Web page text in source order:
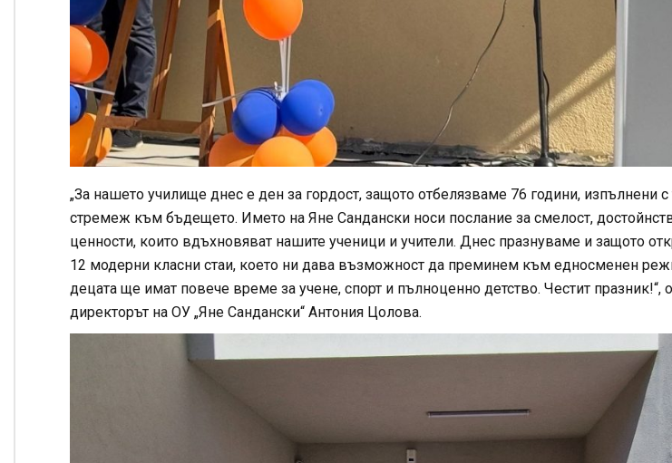
„За нашето училище днес е ден за гордост, защото отбелязваме 76 години, изпълнени
стремеж към бъдещето. Името на Яне Сандански носи послание за смелост,
ценности, които вдъхновяват нашите ученици и учители. Днес празнуваме и защото
12 модерни класни стаи, което ни дава възможност да преминем към едносменен
децата ще имат повече време за учене, спорт и пълноценно детство. Честит празник!“,
директорът на ОУ „Яне Сандански“ Антония Цолова.